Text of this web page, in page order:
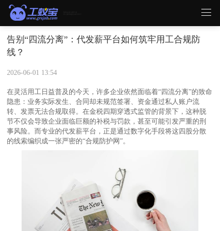
告别“四流分离”：代发薪平台如何筑牢用工合规防
线？
2026-06-01 13:54
在灵活用工日益普及的今天，许多企业依然面临着“四流分离”的致命
隐患：业务实际发生、合同却未规范签署、资金通过私人账户流
转、发票无法合规取得。在金税四期穿透式监管的背景下，这种脱
节不仅会导致企业面临巨额的补税与罚款，甚至可能引发严重的刑
事风险。而专业的代发薪平台，正是通过数字化手段将这四股分散
的线索编织成一张严密的“合规防护网”。